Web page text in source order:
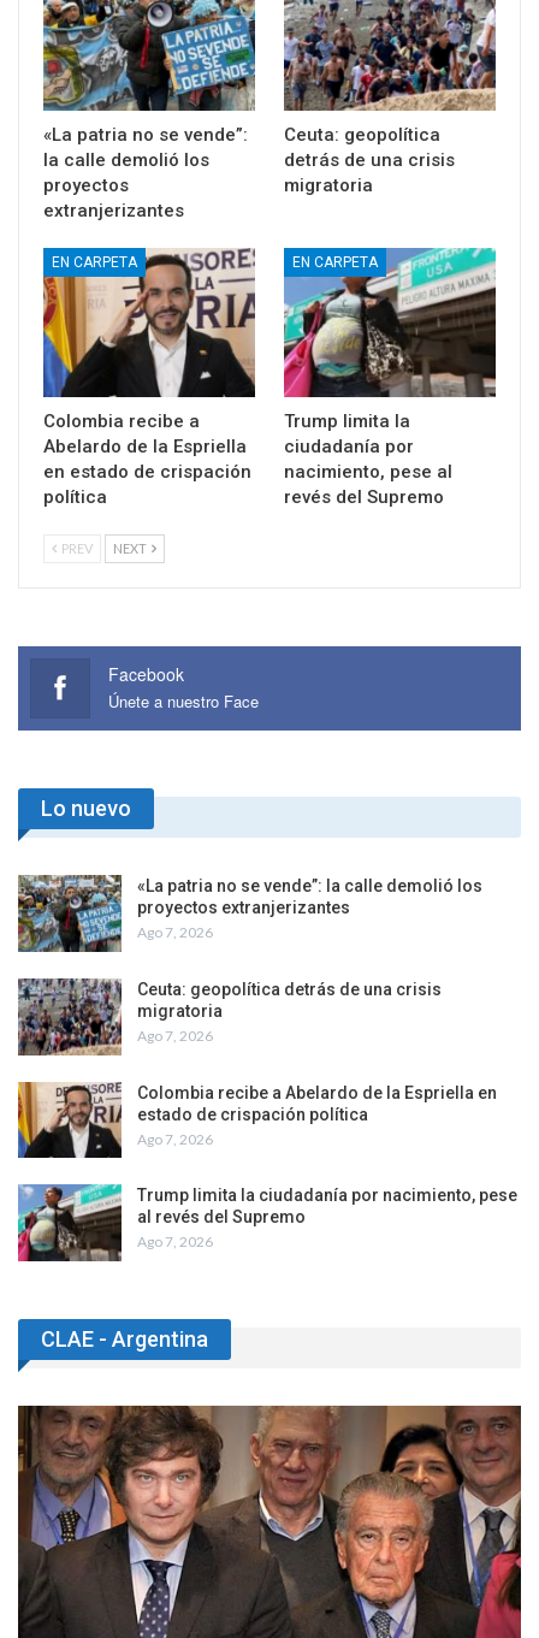
«La patria no se vende”:
la calle demolió los
proyectos
extranjerizantes
Ceuta: geopolítica
detrás de una crisis
migratoria
EN CARPETA
Colombia recibe a
Abelardo de la Espriella
en estado de crispación
política
EN CARPETA
Trump limita la
ciudadanía por
nacimiento, pese al
revés del Supremo
PREV NEXT
Facebook
Únete a nuestro Face
Lo nuevo
«La patria no se vende”: la calle demolió los
proyectos extranjerizantes
Ago 7, 2026
Ceuta: geopolítica detrás de una crisis
migratoria
Ago 7, 2026
Colombia recibe a Abelardo de la Espriella en
estado de crispación política
Ago 7, 2026
Trump limita la ciudadanía por nacimiento, pese
al revés del Supremo
Ago 7, 2026
CLAE - Argentina